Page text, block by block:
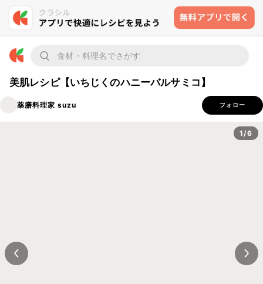
美肌レシピ【いちじくのハニーバルサミコ】
薬膳料理家 suzu フォロー
1/6